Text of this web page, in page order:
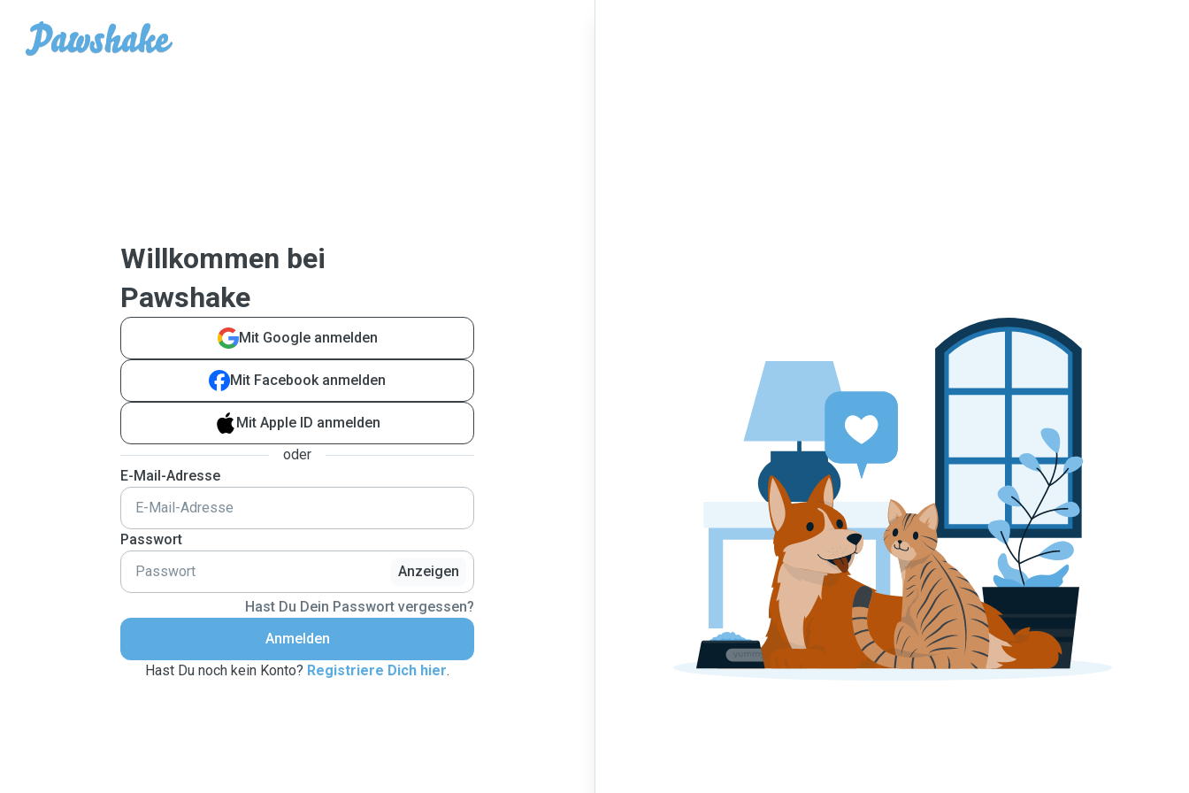
Willkommen bei
Pawshake
Mit Google anmelden
Mit Facebook anmelden
Mit Apple ID anmelden
oder
E-Mail-Adresse
Passwort
Anzeigen
Hast Du Dein Passwort vergessen?
Anmelden
Hast Du noch kein Konto? Registriere Dich hier.